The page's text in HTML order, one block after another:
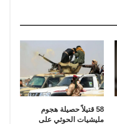
58 قتيلاً حصيلة هجوم
مليشيات الحوثي على